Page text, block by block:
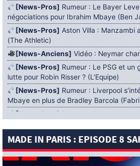
[News-Pros] Rumeur : Le Bayer
négociations pour Ibrahim Mbaye (Ben
[News-Pros] Aston Villa : Manzambi
(The Athletic)
[News-Anciens] Vidéo : Neymar
[News-Pros] Rumeur : Le PSG et un
lutte pour Robin Risser ? (L’Equipe)
[News-Pros] Rumeur : Liverpool
Mbaye en plus de Bradley Barcola
[News-Pros]
Rumeur : Accord
[News-Pros]Rumeur : Le PSG aurait
4 AOÛT 2026
MADE IN PARIS : EPISODE 8